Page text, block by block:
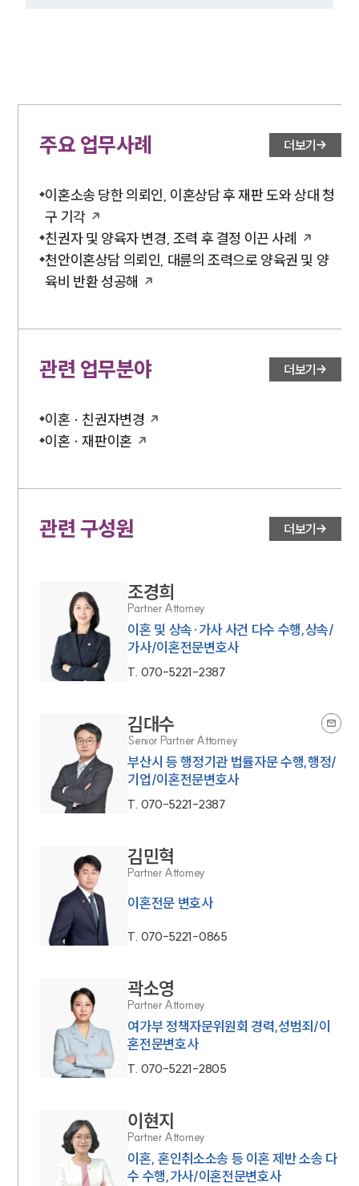
주요 업무사례 더보기
이혼소송 당한 의뢰인, 이혼상담 후 재판 도와 상대 청
구 기각
친권자 및 양육자 변경, 조력 후 결정 이끈 사례
천안이혼상담 의뢰인, 대륜의 조력으로 양육권 및 양
육비 반환 성공해
관련 업무분야 더보기
이혼 · 친권자변경
이혼 · 재판이혼
관련 구성원 더보기
조경희
Partner Attorney
이혼 및 상속·가사 사건 다수 수행,상속/
가사/이혼전문변호사
T. 070-5221-2387
김대수
Senior Partner Attorney
부산시 등 행정기관 법률자문 수행,행정/
기업/이혼전문변호사
T. 070-5221-2387
김민혁
Partner Attorney
이혼전문 변호사
T. 070-5221-0865
곽소영
Partner Attorney
여가부 정책자문위원회 경력,성범죄/이
혼전문변호사
T. 070-5221-2805
이현지
Partner Attorney
이혼, 혼인취소소송 등 이혼 제반 소송 다
수 수행,가사/이혼전문변호사